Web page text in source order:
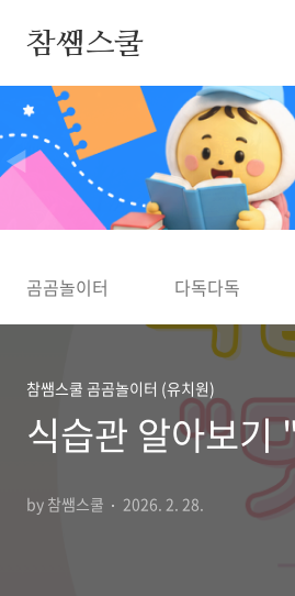
참쌤스쿨
◀
곰곰놀이터 다독다독
참쌤스쿨 곰곰놀이터 (유치원)
식습관 알아보기
by 참쌤스쿨 2026. 2. 28.